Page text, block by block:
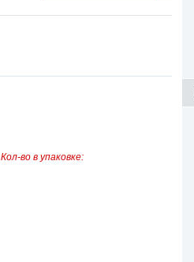
фо
ост
Кол-во в упаковке: